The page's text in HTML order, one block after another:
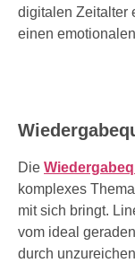
digitalen Zeitalter
einen
Die
komplexes
mit sich bringt.
vom ideal
durch